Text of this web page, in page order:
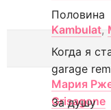
Половина
Kambulat,
Когда я
garage
Мария
Grisagone
За душу